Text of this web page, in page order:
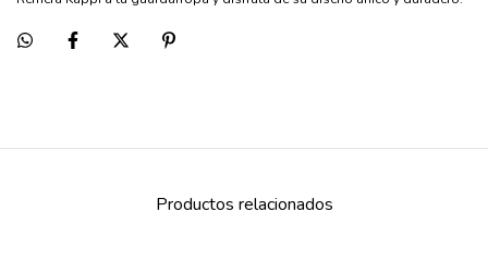
Productos relacionados